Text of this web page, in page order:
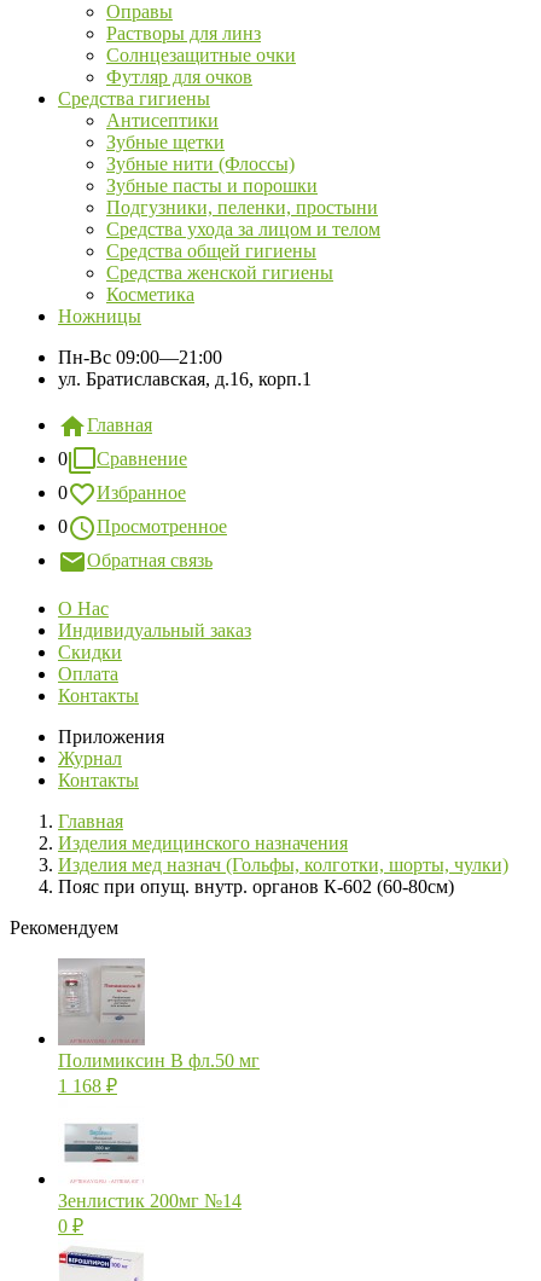
Оправы
Растворы для линз
Солнцезащитные очки
Футляр для очков
Средства гигиены
Антисептики
Зубные щетки
Зубные нити (Флоссы)
Зубные пасты и порошки
Подгузники, пеленки, простыни
Средства ухода за лицом и телом
Средства общей гигиены
Средства женской гигиены
Косметика
Ножницы
Пн-Вс 09:00—21:00
ул. Братиславская, д.16, корп.1
Главная
0
Сравнение
0
Избранное
0
Просмотренное
Обратная связь
О Нас
Индивидуальный заказ
Скидки
Оплата
Контакты
Приложения
Журнал
Контакты
Главная
Изделия медицинского назначения
Изделия мед назнач (Гольфы, колготки, шорты, чулки)
Пояс при опущ. внутр. органов К-602 (60-80см)
Рекомендуем
Полимиксин В фл.50 мг
1 168 ₽
Зенлистик 200мг №14
0 ₽